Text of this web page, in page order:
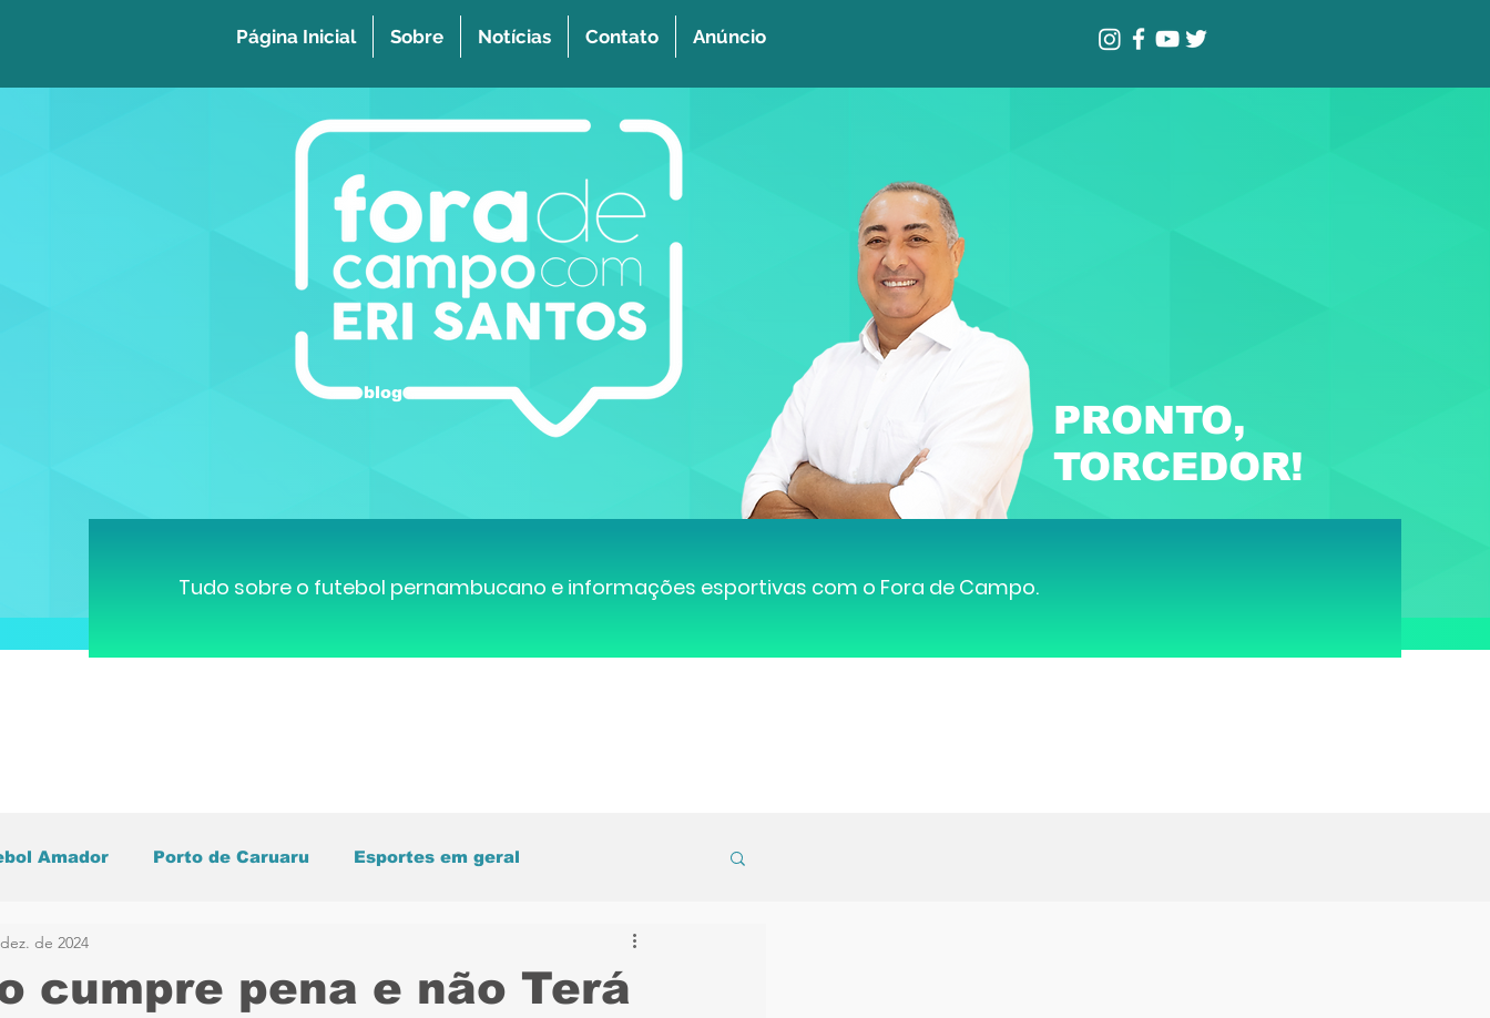
Página Inicial Sobre Notícias Contato Anúncio
PRONTO,
TORCEDOR!
blog
Tudo sobre o futebol pernambucano e informações esportivas com o Fora de Campo.
Amador Porto de Caruaru Esportes em geral
do Mundo Central de Caruaru
cumpre pena e não Terá
de 2024